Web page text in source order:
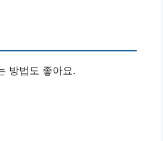
방법도 좋아요.